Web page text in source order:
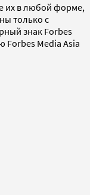
их в любой форме,
только с
знак Forbes
Forbes Media Asia